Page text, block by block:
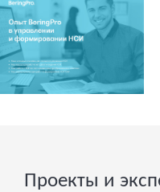
Проекты и